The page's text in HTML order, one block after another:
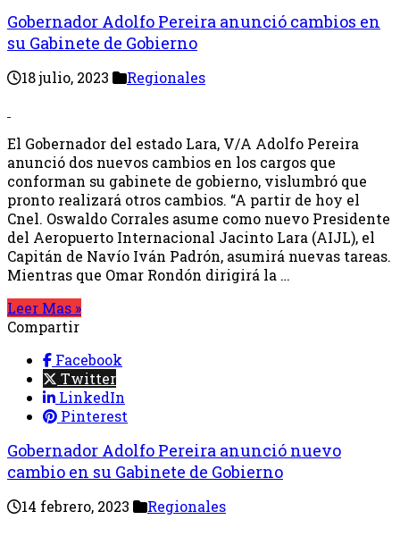
Gobernador Adolfo Pereira anunció cambios en
su Gabinete de Gobierno
18 julio, 2023 Regionales
El Gobernador del estado Lara, V/A Adolfo Pereira
anunció dos nuevos cambios en los cargos que
conforman su gabinete de gobierno, vislumbró que
pronto realizará otros cambios. “A partir de hoy el
Cnel. Oswaldo Corrales asume como nuevo Presidente
del Aeropuerto Internacional Jacinto Lara (AIJL), el
Capitán de Navío Iván Padrón, asumirá nuevas tareas.
Mientras que Omar Rondón dirigirá la …
Leer Mas »
Compartir
Facebook
Twitter
LinkedIn
Pinterest
Gobernador Adolfo Pereira anunció nuevo
cambio en su Gabinete de Gobierno
14 febrero, 2023 Regionales